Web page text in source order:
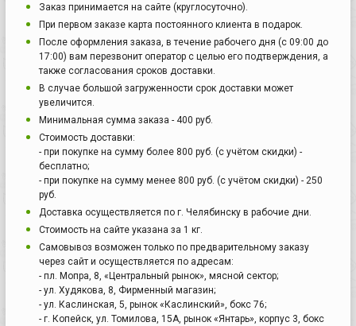
Заказ принимается на сайте (круглосуточно).
При первом заказе карта постоянного клиента в подарок.
После оформления заказа, в течение рабочего дня (с 09:00 до
17:00) вам перезвонит оператор с целью его подтверждения, а
также согласования сроков доставки.
В случае большой загруженности срок доставки может
увеличится.
Минимальная сумма заказа - 400 руб.
Стоимость доставки:
- при покупке на сумму более 800 руб. (с учётом скидки) -
бесплатно;
- при покупке на сумму менее 800 руб. (с учётом скидки) - 250
руб.
Доставка осуществляется по г. Челябинску в рабочие дни.
Стоимость на сайте указана за 1 кг.
Самовывоз возможен только по предварительному заказу
через сайт и осуществляется по адресам:
- пл. Мопра, 8, «Центральный рынок», мясной сектор;
- ул. Худякова, 8, Фирменный магазин;
- ул. Каслинская, 5, рынок «Каслинский», бокс 76;
- г. Копейск, ул. Томилова, 15А, рынок «Янтарь», корпус 3, бокс